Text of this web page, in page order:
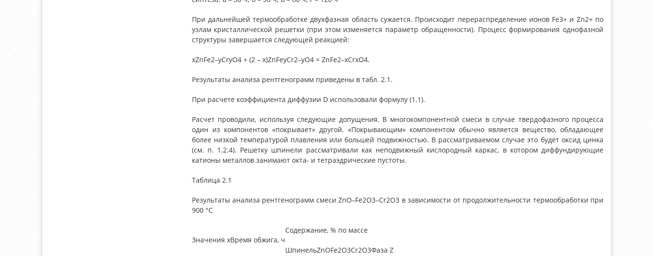
При дальнейшей термообработке двухфазная область сужается. Происходит перераспределение ионов Fe3+ и Zn2+ по
узлам кристаллической решетки (при этом изменяется параметр обращенности). Процесс формирования однофазной
структуры завершается следующей реакцией:
хZnFe2–yCryO4 + (2 – x)ZnFeyCr2–yO4 = ZnFe2–xCrxO4.
Результаты анализа рентгенограмм приведены в табл. 2.1.
При расчете коэффициента диффузии D использовали формулу (1.1).
Расчет проводили, используя следующие допущения. В многокомпонентной смеси в случае твердофазного процесса
один из компонентов «покрывает» другой. «Покрывающим» компонентом обычно является вещество, обладающее
более низкой температурой плавления или большей подвижностью. В рассматриваемом случае это будет оксид цинка
(см. п. 1.2.4). Решетку шпинели рассматривали как неподвижный кислородный каркас, в котором диффундирующие
катионы металлов занимают окта- и тетраэдрические пустоты.
Таблица 2.1
Результаты анализа рентгенограмм смеси ZnО–Fe2О3–Cr2O3 в зависимости от продолжительности термообработки при
900 °С
Значения хВремя обжига, ч
Содержание, % по массе
ШпинельZnOFe2O3Сr2О3Фаза Z